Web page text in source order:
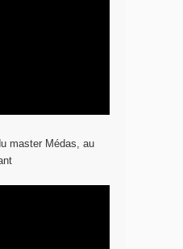
master Médas, au